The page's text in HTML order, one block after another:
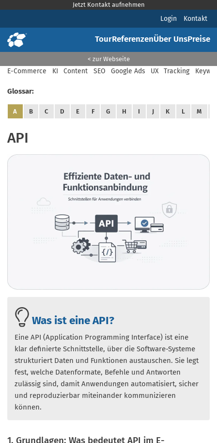
Jetzt Kontakt aufnehmen
Login Kontakt
TourReferenzenÜber UnsPreise
< zur Webseite
E-Commerce KI Content SEO Google Ads UX Tracking
Glossar:
A B C D E F G H I J K L M
API
Was ist eine API?
Eine API (Application Programming Interface) ist eine
klar definierte Schnittstelle, über die Software-Systeme
strukturiert Daten und Funktionen austauschen. Sie legt
fest, welche Datenformate, Befehle und Antworten
zulässig sind, damit Anwendungen automatisiert, sicher
und reproduzierbar miteinander kommunizieren
können.
1. Grundlagen: Was bedeutet API im E-